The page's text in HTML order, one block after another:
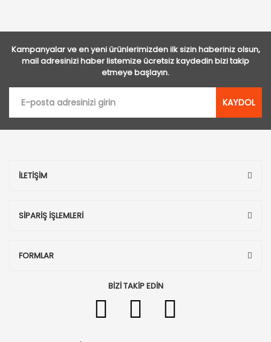
Kampanyalar ve en yeni ürünlerimizden ilk sizin haberiniz olsun,
mail adresinizi haber listemize ücretsiz kaydedin bizi takip
etmeye başlayın.
KAYDOL
İLETİŞİM
SİPARİŞ İŞLEMLERİ
FORMLAR
BİZİ TAKİP EDİN